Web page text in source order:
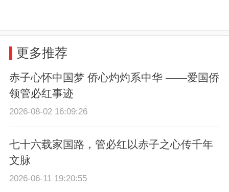
更多推荐
赤子心怀中国梦 侨心灼灼系中华 ——爱国侨
领管必红事迹
2026-08-02 16:09:26
七十六载家国路，管必红以赤子之心传千年
文脉
2026-06-11 19:20:55